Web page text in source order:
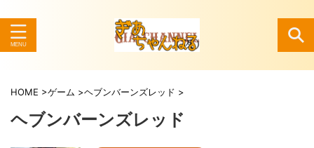
検索
HOME >ゲーム >ヘブンバーンズレッド >
ヘブンバーンズレッド